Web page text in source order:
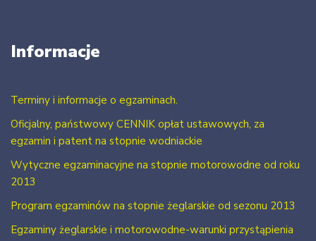
Informacje
Terminy i informacje o egzaminach.
Oficjalny, państwowy CENNIK opłat ustawowych, za
egzamin i patent na stopnie wodniackie
Wytyczne egzaminacyjne na stopnie motorowodne od roku
2013
Program egzaminów na stopnie żeglarskie od sezonu 2013
Egzaminy żeglarskie i motorowodne-warunki przystąpienia